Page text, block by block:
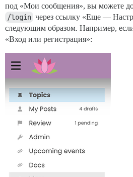
под «Мои сообщения», вы можете
/login через ссылку «Еще —
следующим образом. Например,
«Вход или регистрация»: